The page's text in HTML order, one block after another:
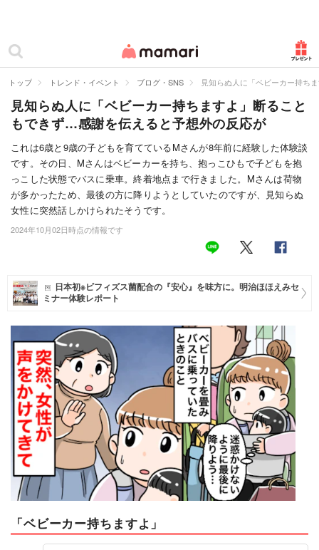
ママリ
カテゴリー一覧
妊娠
出産
赤ちゃん・育児
子育て・家族
病院
お仕事
マネー
トレンド・イベント
トップ トレンド・イベント ブログ・SNS 見知らぬ人に「ベビーカー持ち
見知らぬ人に「ベビーカー持ちますよ」断ること
もできず…感謝を伝えると予想外の反応が
これは6歳と9歳の子どもを育てているMさんが8年前に経験した体験談
です。その日、Mさんはベビーカーを持ち、抱っこひもで子どもを抱
っこした状態でバスに乗車。終着地点まで行きました。Mさんは荷物
が多かったため、最後の方に降りようとしていたのですが、見知らぬ
女性に突然話しかけられたそうです。
2024年10月02日時点の情報です
日本初※ビフィズス菌配合の『安心』を味方に。明治ほほえみセ
ミナー体験レポート
「ベビーカー持ちますよ」